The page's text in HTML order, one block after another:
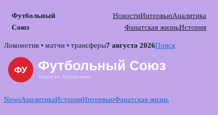
Футбольный
Союз
НовостиИнтервьюАналитика
Фанатская жизньИстория
Skip
content
Локомотив • матчи • трансферы7 августа 2026Поиск
NewsАналитикаИсторияИнтервьюФанатская жизнь